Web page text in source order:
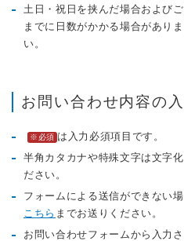
土日・祝日を挟んだ場合および
までに日数がかかる場合があり
い。
お問い合わせ内容の
※必須 は入力必須項目です。
半角カタカナや特殊文字は文字
ださい。
フォームによる送信ができない
こちら までお送りください。
お問い合わせフォームから入力